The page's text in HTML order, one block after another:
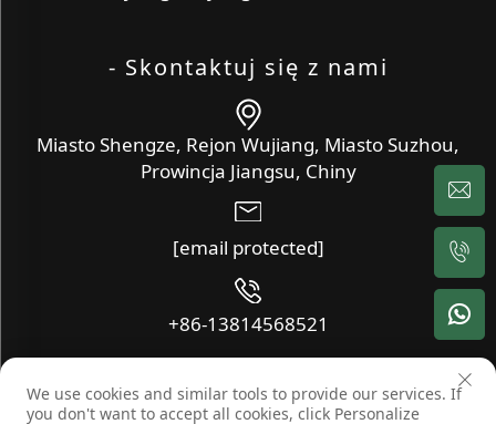
- Skontaktuj się z nami
Miasto Shengze, Rejon Wujiang, Miasto Suzhou,
Prowincja Jiangsu, Chiny
[email protected]
+86-13814568521
Copyright © Wujiang Xinyang Textile Co., Ltd. Wszelkie prawa
We use cookies and similar tools to provide our services. If
you don't want to accept all cookies, click Personalize